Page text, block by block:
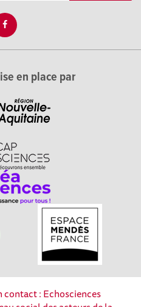
en place par
contact : Echosciences